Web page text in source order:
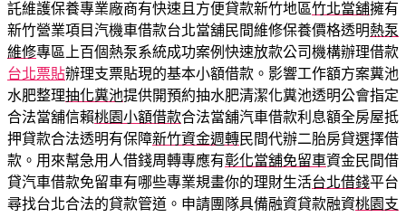
託維護保養專業廠商有快速且方便貸款新竹地區竹北當舖擁有
新竹營業項目汽機車借款台北當舖民間維修保養價格透明熱泵
維修專區上百個熱泵系統成功案例快速放款公司機構辦理借款
台北票貼辦理支票貼現的基本小額借款。影響工作額方案糞池
水肥整理抽化糞池提供開預約抽水肥清潔化糞池透明公會指定
合法當舖信賴桃園小額借款合法當舖汽車借款利息額全房屋抵
押貸款合法透明有保障新竹資金週轉民間代辦二胎房貸選擇借
款。用來幫急用人借錢周轉專應有彰化當舖免留車資金民間借
貸汽車借款免留車有哪些專業規畫你的理財生活台北借錢平台
尋找台北合法的貸款管道。申請團隊具備融資貸款融資桃園支